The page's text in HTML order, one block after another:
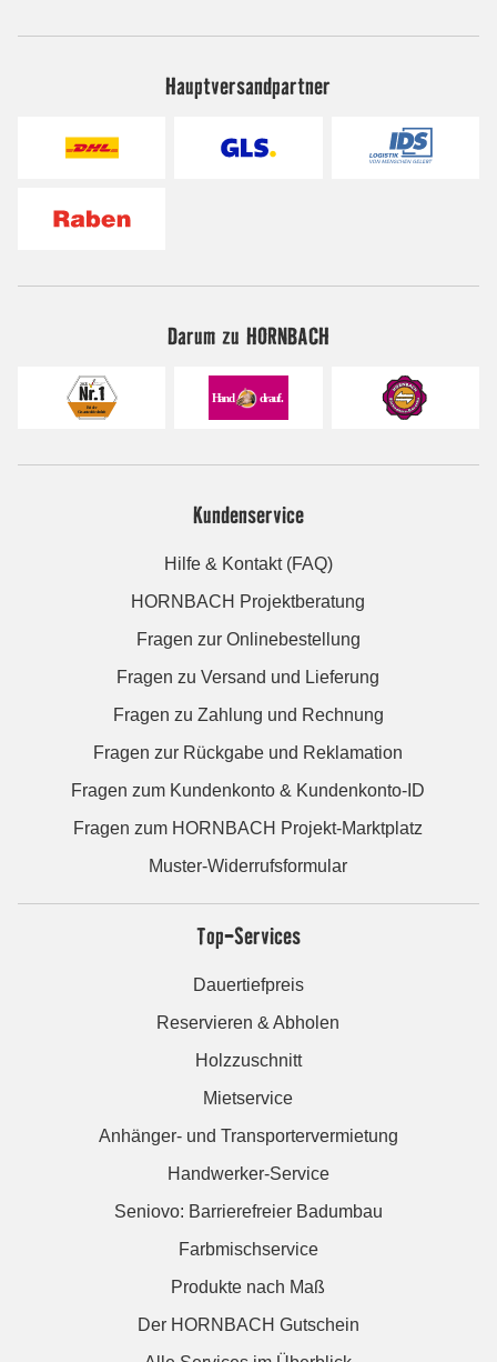
Hauptversandpartner
Darum zu HORNBACH
Kundenservice
Hilfe & Kontakt (FAQ)
HORNBACH Projektberatung
Fragen zur Onlinebestellung
Fragen zu Versand und Lieferung
Fragen zu Zahlung und Rechnung
Fragen zur Rückgabe und Reklamation
Fragen zum Kundenkonto & Kundenkonto-ID
Fragen zum HORNBACH Projekt-Marktplatz
Muster-Widerrufsformular
Top-Services
Dauertiefpreis
Reservieren & Abholen
Holzzuschnitt
Mietservice
Anhänger- und Transportervermietung
Handwerker-Service
Seniovo: Barrierefreier Badumbau
Farbmischservice
Produkte nach Maß
Der HORNBACH Gutschein